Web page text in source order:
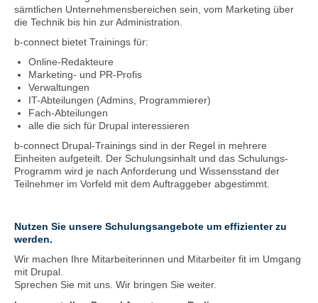
sämtlichen Unternehmensbereichen sein, vom Marketing über
die Technik bis hin zur Administration.
b-connect bietet Trainings für:
Online-Redakteure
Marketing- und PR-Profis
Verwaltungen
IT-Abteilungen (Admins, Programmierer)
Fach-Abteilungen
alle die sich für Drupal interessieren
b-connect Drupal-Trainings sind in der Regel in mehrere
Einheiten aufgeteilt. Der Schulungsinhalt und das Schulungs-
Programm wird je nach Anforderung und Wissensstand der
Teilnehmer im Vorfeld mit dem Auftraggeber abgestimmt.
Nutzen Sie unsere Schulungsangebote um effizienter zu
werden.
Wir machen Ihre Mitarbeiterinnen und Mitarbeiter fit im Umgang
mit Drupal.
Sprechen Sie mit uns. Wir bringen Sie weiter.